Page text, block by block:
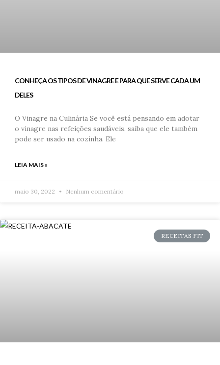
CONHEÇA OS TIPOS DE VINAGRE E PARA QUE SERVE CADA UM
DELES
O Vinagre na Culinária Se você está pensando em adotar
o vinagre nas refeições saudáveis, saiba que ele também
pode ser usado na cozinha. Ele
LEIA MAIS »
maio 30, 2022 Nenhum comentário
RECEITAS FIT